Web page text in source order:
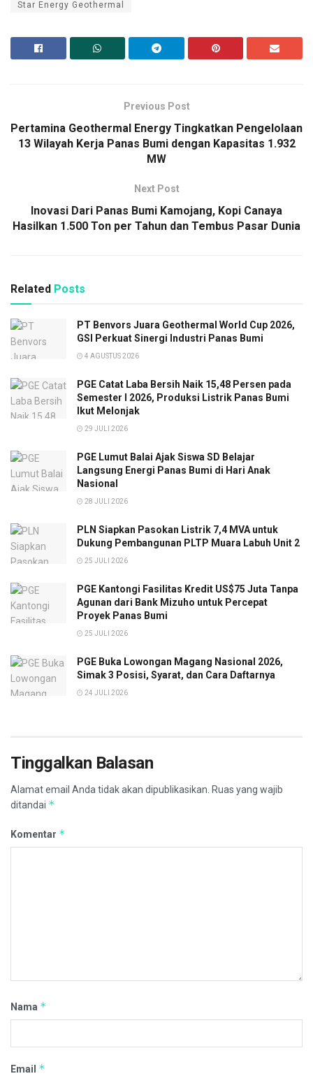
Star Energy Geothermal
Previous Post
Pertamina Geothermal Energy Tingkatkan Pengelolaan
13 Wilayah Kerja Panas Bumi dengan Kapasitas 1.932
MW
Next Post
Inovasi Dari Panas Bumi Kamojang, Kopi Canaya
Hasilkan 1.500 Ton per Tahun dan Tembus Pasar Dunia
Related Posts
PT Benvors Juara Geothermal World Cup 2026,
GSI Perkuat Sinergi Industri Panas Bumi
4 AGUSTUS 2026
PGE Catat Laba Bersih Naik 15,48 Persen pada
Semester I 2026, Produksi Listrik Panas Bumi
Ikut Melonjak
29 JULI 2026
PGE Lumut Balai Ajak Siswa SD Belajar
Langsung Energi Panas Bumi di Hari Anak
Nasional
28 JULI 2026
PLN Siapkan Pasokan Listrik 7,4 MVA untuk
Dukung Pembangunan PLTP Muara Labuh Unit 2
25 JULI 2026
PGE Kantongi Fasilitas Kredit US$75 Juta Tanpa
Agunan dari Bank Mizuho untuk Percepat
Proyek Panas Bumi
25 JULI 2026
PGE Buka Lowongan Magang Nasional 2026,
Simak 3 Posisi, Syarat, dan Cara Daftarnya
24 JULI 2026
Tinggalkan Balasan
Alamat email Anda tidak akan dipublikasikan. Ruas yang wajib
ditandai *
Komentar *
Nama *
Email *